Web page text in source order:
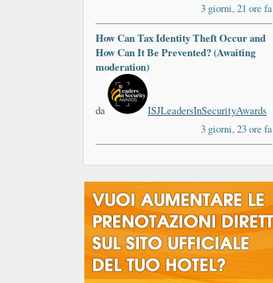
3 giorni, 21 ore fa
How Can Tax Identity Theft Occur and
How Can It Be Prevented? (Awaiting
moderation)
da
ISJLeadersInSecurityAwards
3 giorni, 23 ore fa